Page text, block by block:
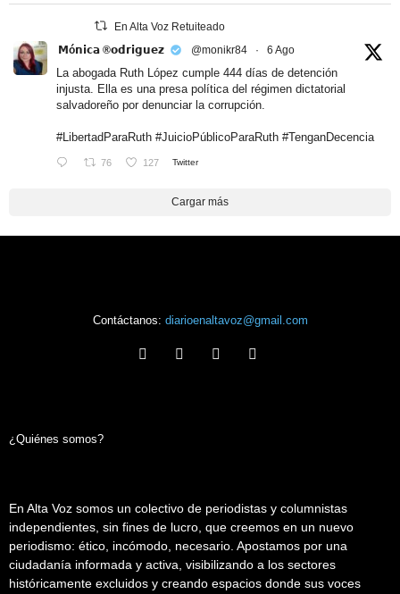
En Alta Voz Retuiteado
𝗠ó𝗻𝗶𝗰𝗮 ®𝗼𝗱𝗿𝗶𝗴𝘂𝗲𝘇
@monikr84 · 6 Ago
La abogada Ruth López cumple 444 días de detención
injusta. Ella es una presa política del régimen dictatorial
salvadoreño por denunciar la corrupción.
#LibertadParaRuth #JuicioPúblicoParaRuth #TenganDecencia
76 127 Twitter
Cargar más
Contáctanos: diarioenaltavoz@gmail.com
¿Quiénes somos?
En Alta Voz somos un colectivo de periodistas y columnistas
independientes, sin fines de lucro, que creemos en un nuevo
periodismo: ético, incómodo, necesario. Apostamos por una
ciudadanía informada y activa, visibilizando a los sectores
históricamente excluidos y creando espacios donde sus voces